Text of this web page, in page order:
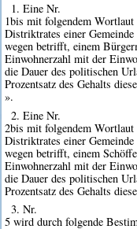
1. Eine Nr.
1bis mit folgendem
Distriktrates einer
wegen betrifft, einem
Einwohnerzahl mit der
die Dauer des politischen
Prozentsatz des Gehalts
».
2. Eine Nr.
2bis mit folgendem
Distriktrates einer
wegen betrifft, einem
Einwohnerzahl mit der
die Dauer des politischen
Prozentsatz des Gehalts
3. Nr.
5 wird durch folgende